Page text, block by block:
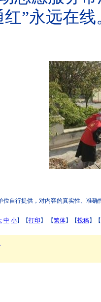
”永远在线
自行提供，对内容的真实性、准
中 小】【打印 】 【繁体】【投稿】【